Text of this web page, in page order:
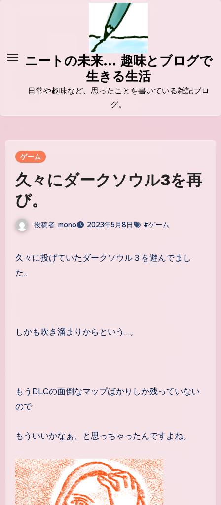
ッ
ニートの未来... 趣味とブログで
生きる生活
日常や趣味など、思ったことを書いている雑記ブロ
グ。
ゲーム
久々にダークソウル3を再
び。
投稿者 mono 2023年5月8日 #ゲーム
久々に投げていたダークソウル３を遊んでまし
た。
しかも吹き溜まりからという…。
もうDLCの面倒なマップばかりしか残っていない
ので
もういいかなぁ、と思っちゃったんですよね。